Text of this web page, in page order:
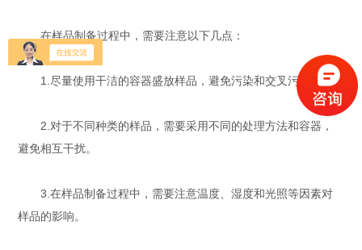
在样品制备过程中，需要注意以下几点：
1.尽量使用干洁的容器盛放样品，避免污染和交叉污染。
2.对于不同种类的样品，需要采用不同的处理方法和容器，
避免相互干扰。
3.在样品制备过程中，需要注意温度、湿度和光照等因素对
样品的影响。